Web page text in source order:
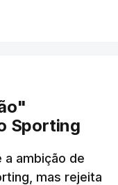
Sporting
a ambição de
mas rejeita